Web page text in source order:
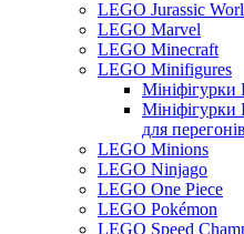
LEGO Jurassic
LEGO Marvel
LEGO Minecraft
LEGO Minifigures
Мініфігурки
Мініфігурки
для
LEGO Minions
LEGO Ninjago
LEGO One Piece
LEGO Pokémon
LEGO Speed